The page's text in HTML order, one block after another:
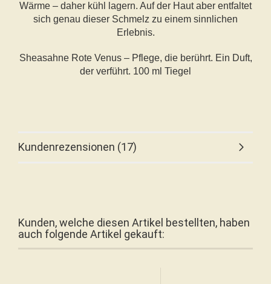
Wärme – daher kühl lagern. Auf der Haut aber entfaltet
sich genau dieser Schmelz zu einem sinnlichen
Erlebnis.
Sheasahne Rote Venus – Pflege, die berührt. Ein Duft,
der verführt. 100 ml Tiegel
Kundenrezensionen (17)
Kunden, welche diesen Artikel bestellten, haben
auch folgende Artikel gekauft: